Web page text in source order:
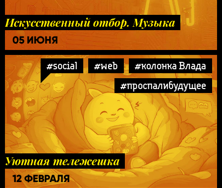
Искусственный отбор. Музыка
05 ИЮНЯ
#social #web
#колонка Влада
#проспалибудущее
Уютная тележешка
12 ФЕВРАЛЯ